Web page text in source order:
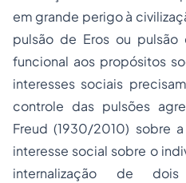
em grande perigo à
pulsão de Eros ou
funcional aos propósitos
interesses sociais
controle das pulsões
Freud (1930/2010) sobre
interesse social sobre o
internalização de